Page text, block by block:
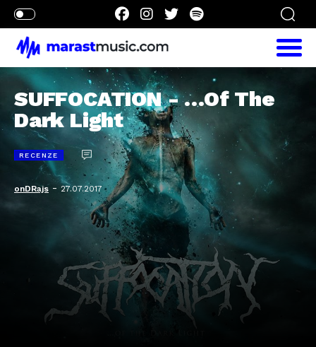
SUFFOCATION - …Of The
Dark Light
RECENZE
onDRajs-27.07.2017